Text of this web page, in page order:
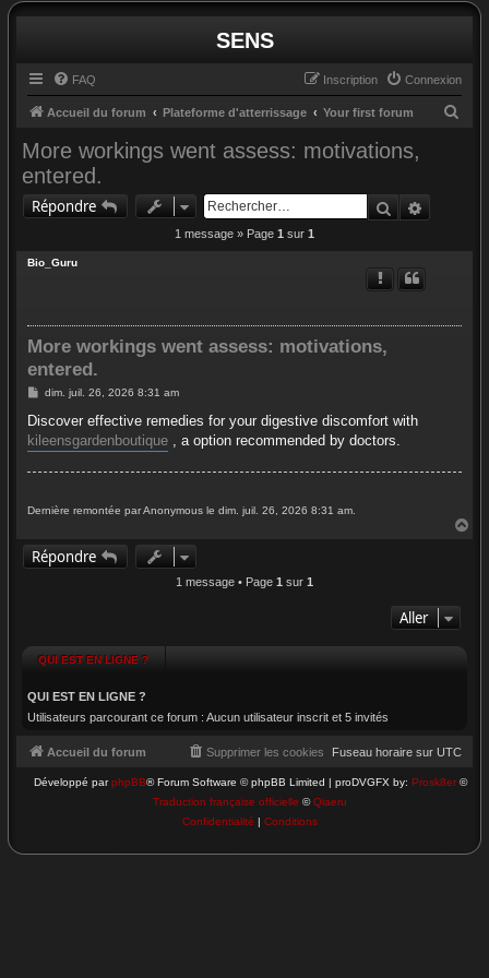
SENS
FAQ Connexion
Inscription
Accueil du forum Plateforme d'atterrissage Your first forum
More workings went assess: motivations,
entered.
Répondre Rechercher
1 message » Page 1 sur 1
Bio_Guru
More workings went assess: motivations,
entered.
M
s
a
e
dim. juil. 26, 2026 8:31 am
Discover effective remedies for your digestive discomfort with
kileensgardenboutique , a option recommended by doctors.
Dernière remontée par Anonymous le dim. juil. 26, 2026 8:31 am.
Répondre
1 message • Page 1 sur 1
Aller
QUI EST EN LIGNE ?
QUI EST EN LIGNE ?
Utilisateurs parcourant ce forum : Aucun utilisateur inscrit et 5 invités
Accueil du forum Fuseau horaire sur UTC
Supprimer les cookies
Développé parphpBB® Forum Software © phpBB Limited | proDVGFX by: Prosk8er©
Traduction française officielle ©Qiaeru
Confidentialité | Conditions